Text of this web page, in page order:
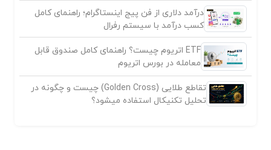
درآمد دلاری از فن پیج اینستاگرام؛ راهنمای کامل
کسب درآمد با سیستم رفرال
ETF اتریوم چیست؟ راهنمای کامل صندوق قابل
معامله در بورس اتریوم
تقاطع طلایی (Golden Cross) چیست و چگونه در
تحلیل تکنیکال استفاده میشود؟